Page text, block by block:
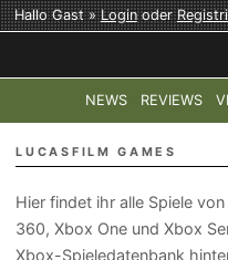
Hallo Gast »Loginoder
NEWS REVIEWS
TOP-THEMEN: COD:
LUCASFILM GAMES
Hier findet ihr alle Spiele
360, Xbox One und Xbox
Xbox-Spieledatenbank